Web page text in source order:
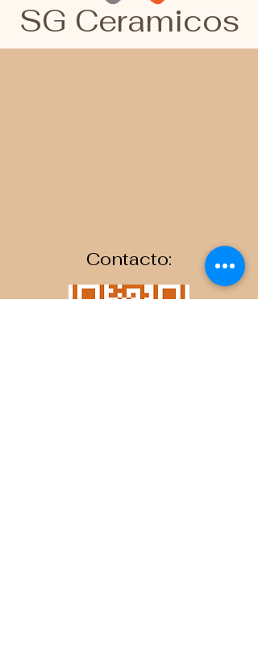
SG Ceramicos
Contacto: